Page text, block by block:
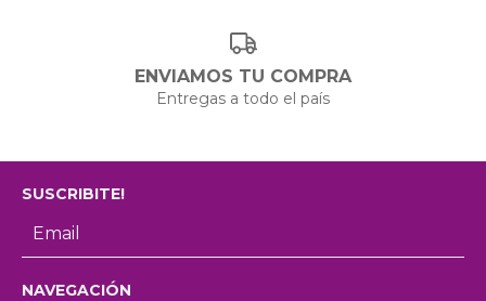
ENVIAMOS TU COMPRA
Entregas a todo el país
SUSCRIBITE!
NAVEGACIÓN